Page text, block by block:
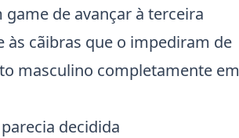
game de avançar à terceira
às cãibras que o impediram de
masculino completamente em
decidida